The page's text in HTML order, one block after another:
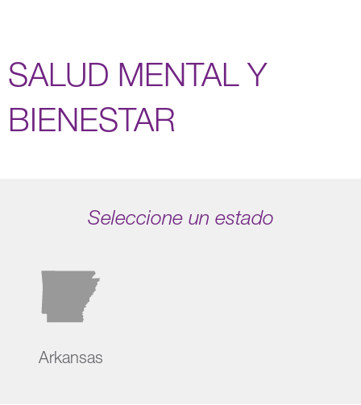
SALUD MENTAL Y
BIENESTAR
Seleccione un estado
Arkansas